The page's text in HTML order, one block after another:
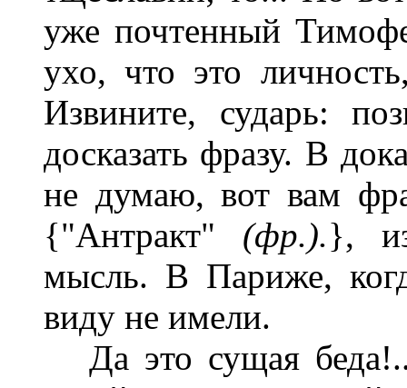
уже почтенный
ухо, что это
Извините, сударь:
досказать фразу. В
не думаю, вот вам
{"Антракт" (фр.).},
мысль. В Париже,
виду не имели.
Да это сущая